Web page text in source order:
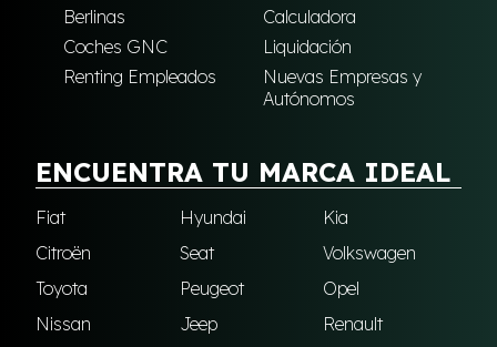
Berlinas
Calculadora
Coches GNC
Liquidación
Renting Empleados
Nuevas Empresas y
Autónomos
ENCUENTRA TU MARCA IDEAL
Fiat Hyundai
Kia
Citroën
Seat
Volkswagen
Toyota
Peugeot
Opel
Nissan
Jeep
Renault